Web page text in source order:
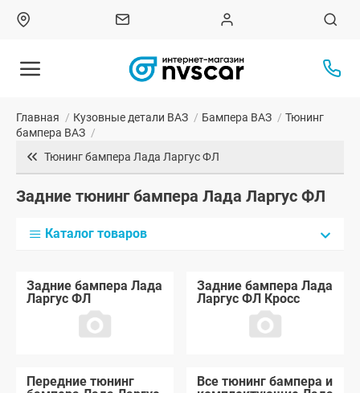
Главная / Кузовные детали ВАЗ / Бампера ВАЗ / Тюнинг
бампера ВАЗ /
Тюнинг бампера Лада Ларгус ФЛ
Задние тюнинг бампера Лада Ларгус ФЛ
Каталог товаров
Задние бампера Лада
Ларгус ФЛ
Задние бампера Лада
Ларгус ФЛ Кросс
Передние тюнинг
Все тюнинг бампера и